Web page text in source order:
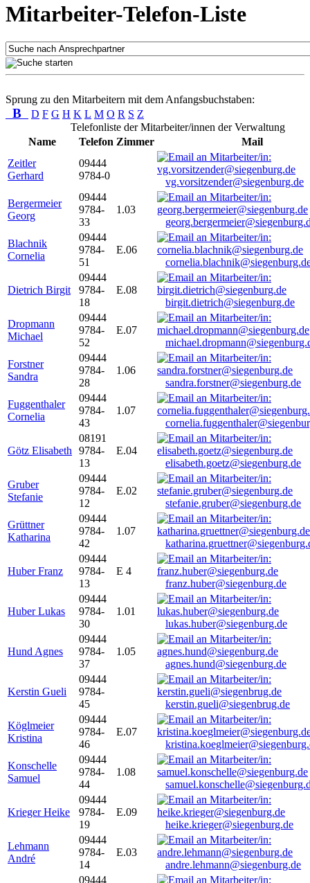
Mitarbeiter-Telefon-Liste
Sprung zu den Mitarbeitern mit dem Anfangsbuchstaben:
B D F G H K L M O R S Z
Telefonliste der Mitarbeiter/innen der Verwaltung
Name
Telefon Zimmer
Mail
Zeitler
Gerhard
09444
9784-0
vg.vorsitzender@siegenburg.de
Bergermeier
Georg
09444
9784-
33
1.03
Blachnik
Cornelia
09444
9784-
51
E.06
Dietrich Birgit
09444
9784-
18
E.08
birgit.dietrich@siegenburg.de
Dropmann
Michael
09444
9784-
52
E.07
Forstner
Sandra
09444
9784-
28
1.06
sandra.forstner@siegenburg.de
Fuggenthaler
Cornelia
09444
9784-
43
1.07
Götz Elisabeth
08191
9784-
13
E.04
elisabeth.goetz@siegenburg.de
Gruber
Stefanie
09444
9784-
12
E.02
stefanie.gruber@siegenburg.de
Grüttner
Katharina
09444
9784-
42
1.07
Huber Franz
09444
9784-
13
E 4
franz.huber@siegenburg.de
Huber Lukas
09444
9784-
30
1.01
lukas.huber@siegenburg.de
Hund Agnes
09444
9784-
37
1.05
agnes.hund@siegenburg.de
Kerstin Gueli
09444
9784-
45
kerstin.gueli@siegenbrug.de
Köglmeier
Kristina
09444
9784-
46
E.07
Konschelle
Samuel
09444
9784-
44
1.08
Krieger Heike
09444
9784-
19
E.09
heike.krieger@siegenburg.de
Lehmann
André
09444
9784-
14
E.03
andre.lehmann@siegenburg.de
09444